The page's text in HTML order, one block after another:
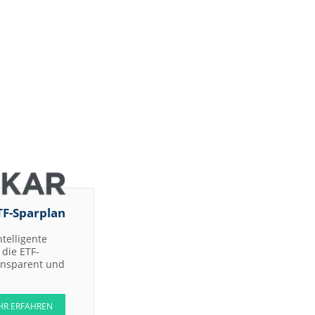
Sparplan
ETF-
und
ERFAHREN